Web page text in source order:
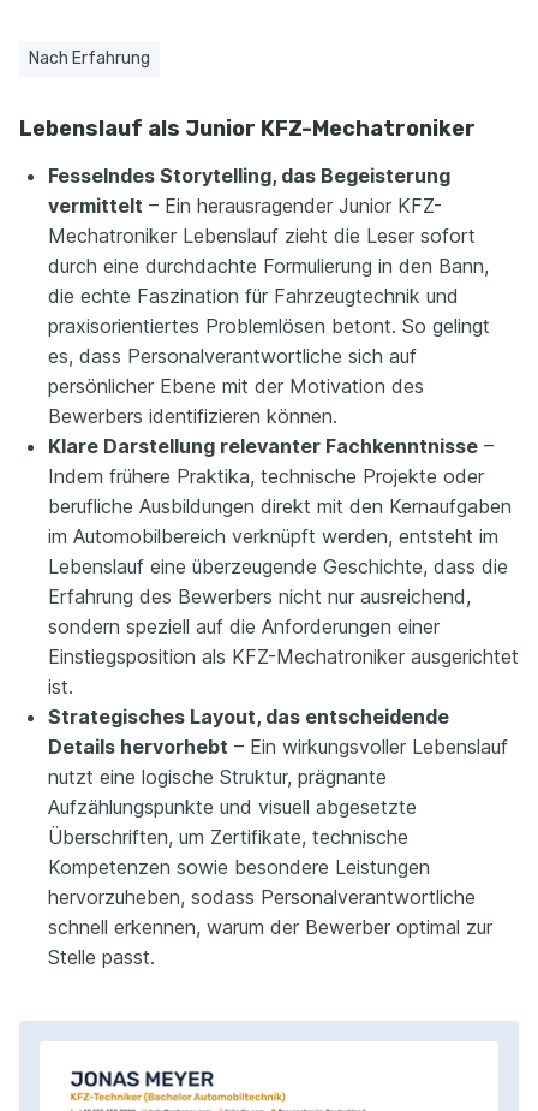
Nach Erfahrung
Lebenslauf als Junior KFZ-Mechatroniker
Fesselndes Storytelling, das Begeisterung
vermittelt – Ein herausragender Junior KFZ-
Mechatroniker Lebenslauf zieht die Leser sofort
durch eine durchdachte Formulierung in den Bann,
die echte Faszination für Fahrzeugtechnik und
praxisorientiertes Problemlösen betont. So gelingt
es, dass Personalverantwortliche sich auf
persönlicher Ebene mit der Motivation des
Bewerbers identifizieren können.
Klare Darstellung relevanter Fachkenntnisse –
Indem frühere Praktika, technische Projekte oder
berufliche Ausbildungen direkt mit den Kernaufgaben
im Automobilbereich verknüpft werden, entsteht im
Lebenslauf eine überzeugende Geschichte, dass die
Erfahrung des Bewerbers nicht nur ausreichend,
sondern speziell auf die Anforderungen einer
Einstiegsposition als KFZ-Mechatroniker ausgerichtet
ist.
Strategisches Layout, das entscheidende
Details hervorhebt – Ein wirkungsvoller Lebenslauf
nutzt eine logische Struktur, prägnante
Aufzählungspunkte und visuell abgesetzte
Überschriften, um Zertifikate, technische
Kompetenzen sowie besondere Leistungen
hervorzuheben, sodass Personalverantwortliche
schnell erkennen, warum der Bewerber optimal zur
Stelle passt.